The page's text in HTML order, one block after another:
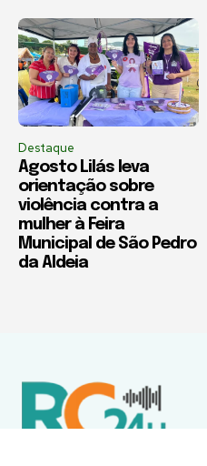
Destaque
Agosto Lilás leva
orientação sobre
violência contra a
mulher à Feira
Municipal de São Pedro
da Aldeia